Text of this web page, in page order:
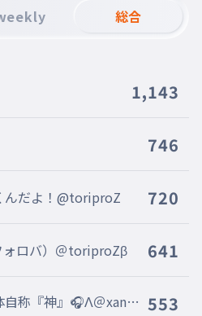
総合
1,143
746
んだよ！@toriproZ 720
ォロバ）＠toriproZβ 641
自称『神』🎧Λ＠xan 553